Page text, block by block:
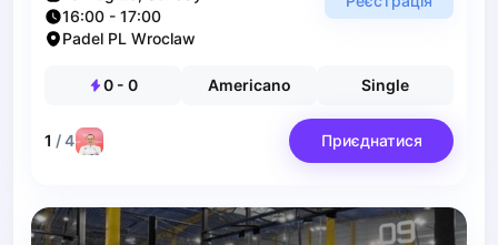
Kalisz
Kielce
16:00 - 17:00
Padel PL Wroclaw
0- 0 Americano Single
1 /4 Приєднатися